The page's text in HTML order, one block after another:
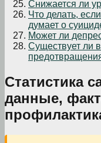
Снижается ли
Что делать,
думает о
Может ли
Существует ли
Статистика
данные,